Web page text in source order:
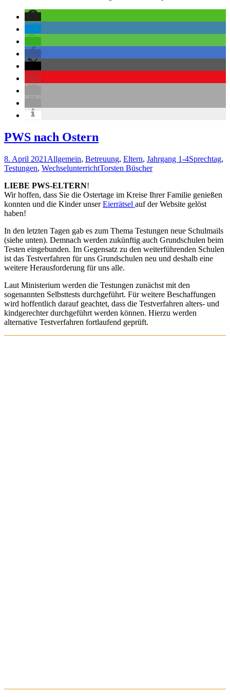
PWS nach Ostern
8. April 2021 Allgemein, Betreuung, Eltern, Jahrgang 1-4Sprechtag,
Testungen, WechselunterrichtTorsten Büscher
LIEBE PWS-ELTERN!
Wir hoffen, dass Sie die Ostertage im Kreise Ihrer Familie genießen
konnten und die Kinder unserEierrätsel auf der Website gelöst
haben!
In den letzten Tagen gab es zum Thema Testungen neue Schulmails
(siehe unten). Demnach werden zukünftig auch Grundschulen beim
Testen eingebunden. Im Gegensatz zu den weiterführenden Schulen
ist das Testverfahren für uns Grundschulen neu und deshalb eine
weitere Herausforderung für uns alle.
Laut Ministerium werden die Testungen zunächst mit den
sogenannten Selbsttests durchgeführt. Für weitere Beschaffungen
wird hoffentlich darauf geachtet, dass die Testverfahren alters- und
kindgerechter durchgeführt werden können. Hierzu werden
alternative Testverfahren fortlaufend geprüft.